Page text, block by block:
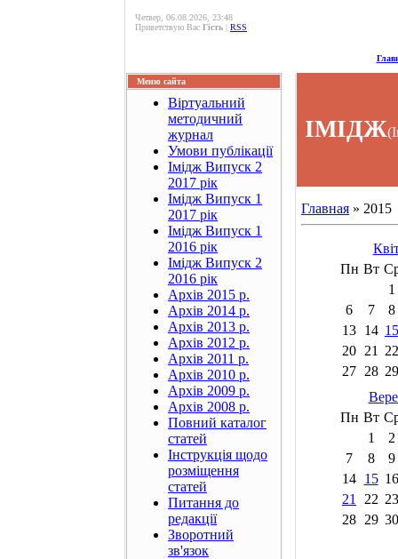
Четвер, 06.08.2026, 23:48
Приветствую Вас Гість | RSS
Меню сайта
Віртуальний
методичний
журнал
Умови публікації
Імідж Випуск 2
2017 рік
Імідж Випуск 1
2017 рік
Імідж Випуск 1
2016 рік
Імідж Випуск 2
2016 рік
Архів 2015 р.
Архів 2014 р.
Архів 2013 р.
Архів 2012 р.
Архів 2011 р.
Архів 2010 р.
Архів 2009 р.
Архів 2008 р.
Повний каталог
статей
Інструкція щодо
розміщення
статей
Питання до
редакції
Зворотний
зв'язок
ІМІДЖ
Главная » 2015
Пн Вт
1
6
7
8
13 14 15
20 21
22
27 28 29
Пн Вт
1
2
7
8
9
14 15 16
21
22 23
28 29 30